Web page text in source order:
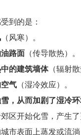
到的是：
（风寒）。
路面 （传导散热）。
的建筑墙体（辐射散
气 （湿冷效应）。
，从而加剧了湿冷
区开始化雪，产生了
市表面上蒸发或流